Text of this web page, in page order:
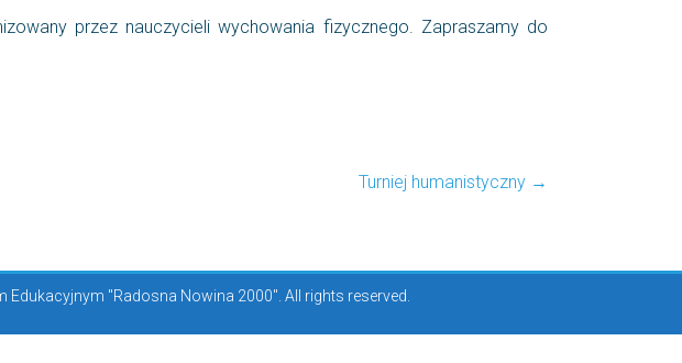
przez nauczycieli wychowania fizycznego. Zapraszamy do
Turniej humanistyczny →
"Radosna Nowina 2000". All rights reserved.